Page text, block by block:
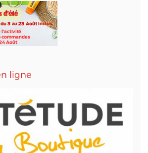
web,
en qualité d'hébergeur du
en tant que
SMS, Emails
et pour le Marketing
la loi « informatique et libertés »,
votre droit d'accès aux
et les faire rectifier en
PATRY, responsable
des données informatiques, au
ligne